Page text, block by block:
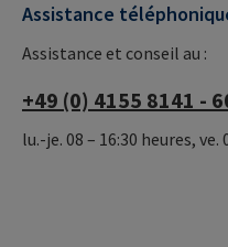
Assistance
Assistance et conseil au :
+49 (0) 4155 8141 -
lu.-je. 08 – 16:30 heures, ve.